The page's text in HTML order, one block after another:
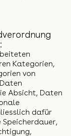
Kategorien,
von
Absicht, Daten
dafür